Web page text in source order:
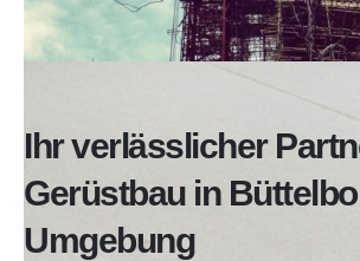
Ihr verlässlicher
Gerüstbau in
Umgebung